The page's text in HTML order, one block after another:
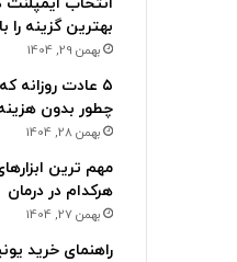
بهترین گزینه
بهمن 29, 1404
۵ عادت
چطور بدون
بهمن 28, 1404
مهم ترین
هرکدام در درمان
بهمن 27, 1404
راهنمای خرید